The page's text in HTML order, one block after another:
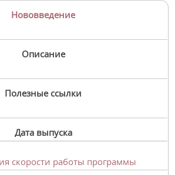
Нововведение
Описание
Полезные ссылки
Дата выпуска
скорости работы программы